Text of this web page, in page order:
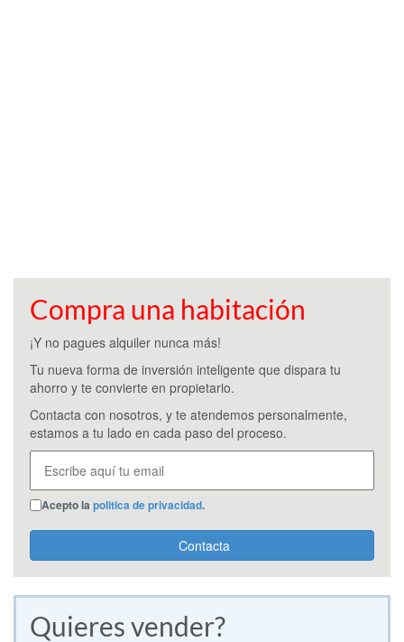
Compra una habitación
¡Y no pagues alquiler nunca más!
Tu nueva forma de inversión inteligente que dispara tu
ahorro y te convierte en propietario.
Contacta con nosotros, y te atendemos personalmente,
estamos a tu lado en cada paso del proceso.
Acepto la politica de privacidad.
Contacta
Quieres vender?